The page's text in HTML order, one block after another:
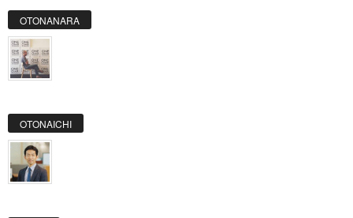
OTONANARA
OTONAICHI